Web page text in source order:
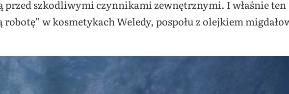
przed szkodliwymi czynnikami zewnętrznymi. I właśnie ten
w kosmetykach Weledy, pospołu z olejkiem